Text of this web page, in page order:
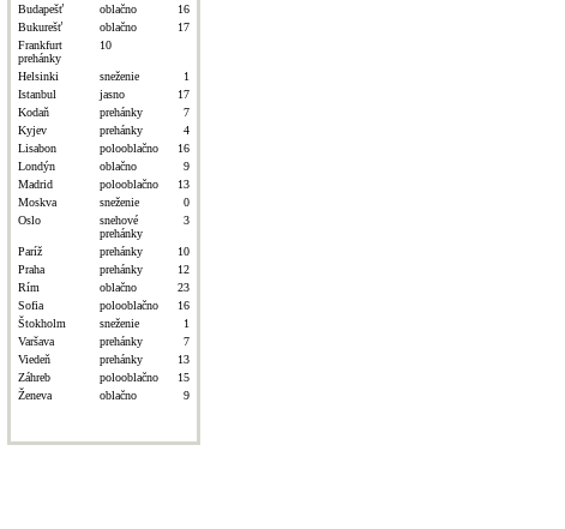
Budapešť
oblačno
16
Bukurešť
oblačno
17
Frankfurt
prehánky
10
Helsinki sneženie
1
Istanbul
jasno
17
Kodaň
prehánky
7
Kyjev
prehánky
4
Lisabon
polooblačno
16
Londýn
oblačno
9
Madrid
polooblačno
13
Moskva
sneženie
0
Oslo
snehové
prehánky
3
Paríž prehánky
10
Praha
prehánky
12
Rím
oblačno
23
Sofia
polooblačno
16
Štokholm
sneženie
1
Varšava
prehánky
7
Viedeň
prehánky
13
Záhreb
polooblačno
15
Ženeva
oblačno 9